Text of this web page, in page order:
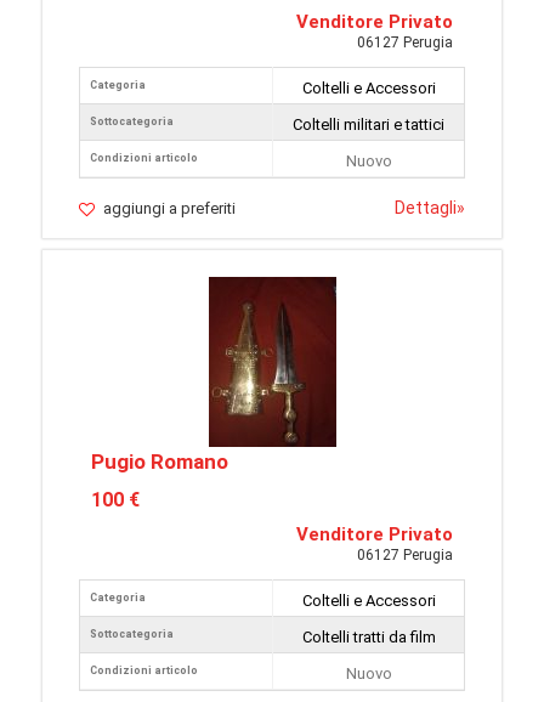
Venditore Privato
06127 Perugia
Categoria
Sottocategoria
Condizioni articolo
Coltelli e Accessori
Coltelli militari e tattici
Nuovo
aggiungi a preferiti Dettagli»
Pugio Romano
100 €
Venditore Privato
06127 Perugia
Categoria
Sottocategoria
Condizioni articolo
Coltelli e Accessori
Coltelli tratti da film
Nuovo